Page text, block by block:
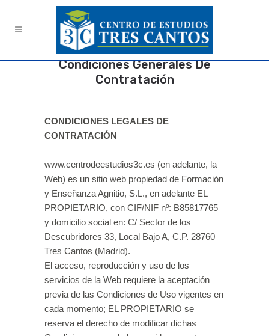
Condiciones Generales De
Contratación
CONDICIONES LEGALES DE
CONTRATACIÓN
www.centrodeestudios3c.es (en adelante, la
Web) es un sitio web propiedad de Formación
y Enseñanza Agnitio, S.L., en adelante EL
PROPIETARIO, con CIF/NIF nº: B85817765
y domicilio social en: C/ Sector de los
Descubridores 33, Local Bajo A, C.P. 28760 –
Tres Cantos (Madrid).
El acceso, reproducción y uso de los
servicios de la Web requiere la aceptación
previa de las Condiciones de Uso vigentes en
cada momento; EL PROPIETARIO se
reserva el derecho de modificar dichas